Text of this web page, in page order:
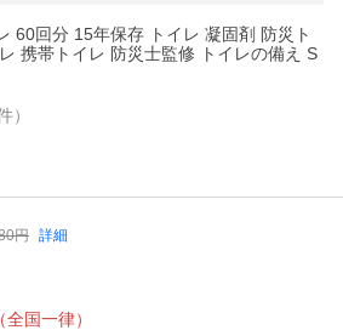
60回分 15年保存 トイレ 凝固剤 防災ト
携帯トイレ 防災士監修 トイレの備え S
）
円 詳細
（全国一律）